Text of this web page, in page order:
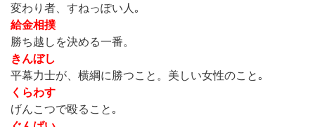
変わり者、すねっぽい人｡
給金相撲
勝ち越しを決める一番。
きんぼし
平幕力士が、横綱に勝つこと。美しい女性のこと｡
くらわす
げんこつで殴ること｡